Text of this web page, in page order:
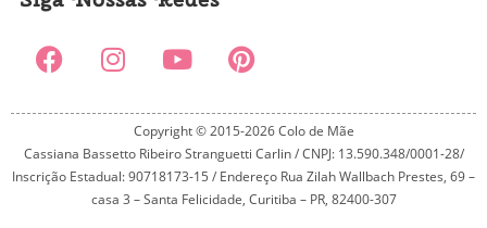
Copyright © 2015-2026 Colo de Mãe
Cassiana Bassetto Ribeiro Stranguetti Carlin / CNPJ: 13.590.348/0001-28/
Inscrição Estadual: 90718173-15 / Endereço Rua Zilah Wallbach Prestes, 69 –
casa 3 – Santa Felicidade, Curitiba – PR, 82400-307